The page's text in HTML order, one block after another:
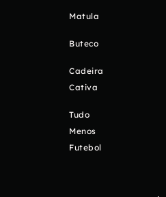
Matula
Buteco
Cadeira
Cativa
Tudo
Menos
Futebol